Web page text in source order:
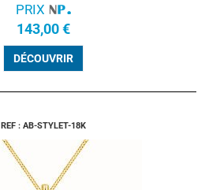
PRIX
143,00 €
DÉCOUVRIR
REF : AB-STYLET-18K